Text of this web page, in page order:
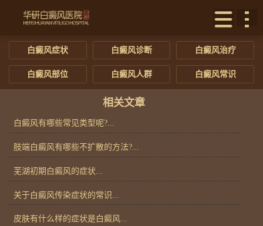
白癜风症状 白癜风诊断 白癜风治疗
白癜风部位 白癜风人群 白癜风常识
相关文章
白癜风有哪些常见类型呢?...
肢端白癜风有哪些不扩散的方法?...
芜湖初期白癜风的症状...
关于白癜风传染症状的常识...
皮肤有什么样的症状是白癜风...